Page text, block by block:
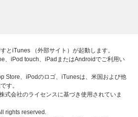
とiTunes （外部サイト）が起動します。
、iPod touch、iPadまたはAndroidでご利用い
Store、iPodのロゴ、iTunesは、米国および他
す。
式会社のライセンスに基づき使用されていま
rights reserved.